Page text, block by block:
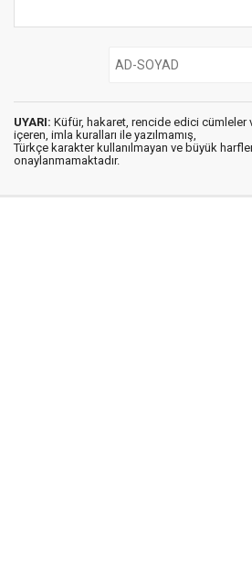
UYARI: Küfür, hakaret, rencide edici cümleler
içeren, imla kuralları ile yazılmamış,
Türkçe karakter kullanılmayan ve büyük
onaylanmamaktadır.